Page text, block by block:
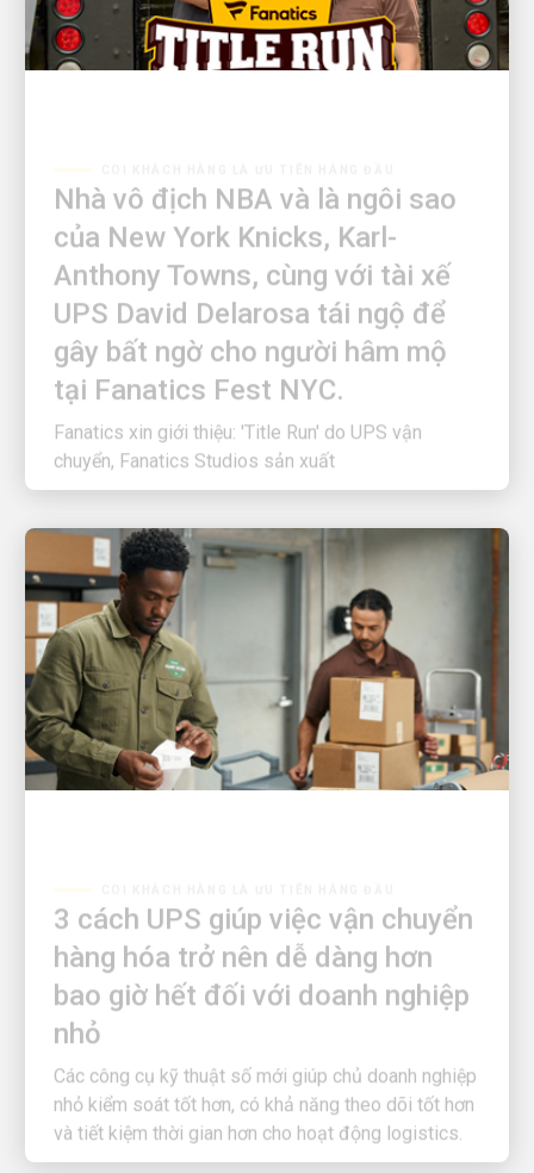
của New York Knicks, Karl-
Anthony Towns, cùng với tài xế
UPS David Delarosa tái ngộ để
gây bất ngờ cho người hâm mộ
tại Fanatics Fest NYC.
Fanatics xin giới thiệu: 'Title Run' do UPS vận
chuyển, Fanatics Studios sản xuất
hàng hóa trở nên dễ dàng hơn
bao giờ hết đối với doanh nghiệp
nhỏ
Các công cụ kỹ thuật số mới giúp chủ doanh nghiệp
nhỏ kiểm soát tốt hơn, có khả năng theo dõi tốt hơn
và tiết kiệm thời gian hơn cho hoạt động logistics.